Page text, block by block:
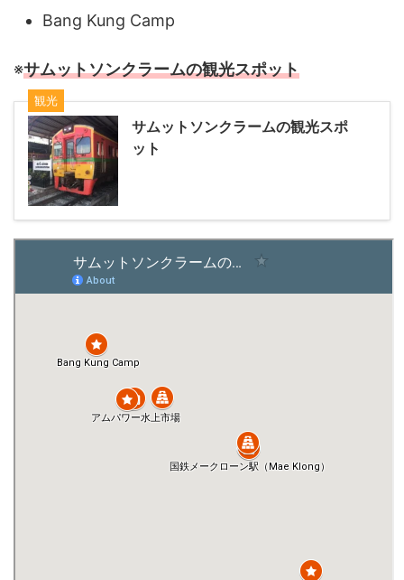
Bang Kung Camp
※サムットソンクラームの観光スポット
観光
サムットソンクラームの観光スポ
ット